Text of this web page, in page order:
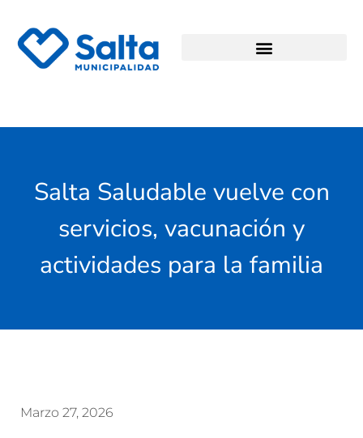
Salta Saludable vuelve con
servicios, vacunación y
actividades para la familia
Marzo 27, 2026